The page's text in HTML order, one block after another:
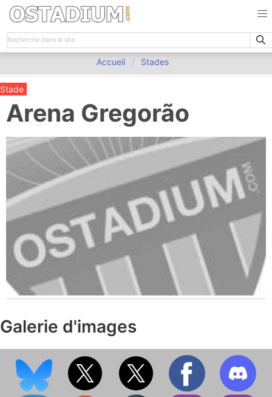
Accueil Stades
Stade
Arena Gregorão
Galerie d'images